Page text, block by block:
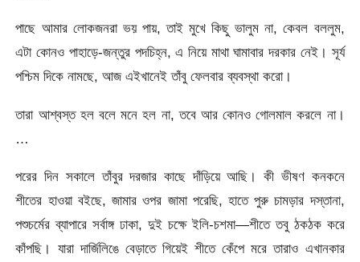
পাছে আমার লোকজনরা ভয় পায়, তাই মুখে কিছু ভালুম না, কেবল বললুম,
এটা কোনও পাহাড়ে-জন্তুর পদচিহ্ন, এ নিয়ে মাথা ঘামাবার দরকার নেই। সূর্য
পশ্চিম দিকে নামছে, আজ এইখানেই তাঁবু ফেলবার ব্যবস্থা করো।
তারা আশ্বস্ত হল বলে মনে হল না, তবে আর কোনও গোলমাল করলে না।
…
পরের দিন সকালে তাঁবুর দরজার কাছে দাঁড়িয়ে আছি। কী ভীষণ কনকনে
শীতের হাওয়া বইছে, জামার ওপর জামা পরেছি, হাতে পুরু চামড়ার দস্তানা,
পশুচর্মের ব্যাপারে সর্বাঙ্গ ঢাকা, দুই চক্ষে ইলি-চশমা—শীতে তবু ঠকঠক করে
কাঁপছি। যারা দার্জিলিঙে বেড়াতে গিয়েই শীতে কেঁপে মরে তারাও এখানকার